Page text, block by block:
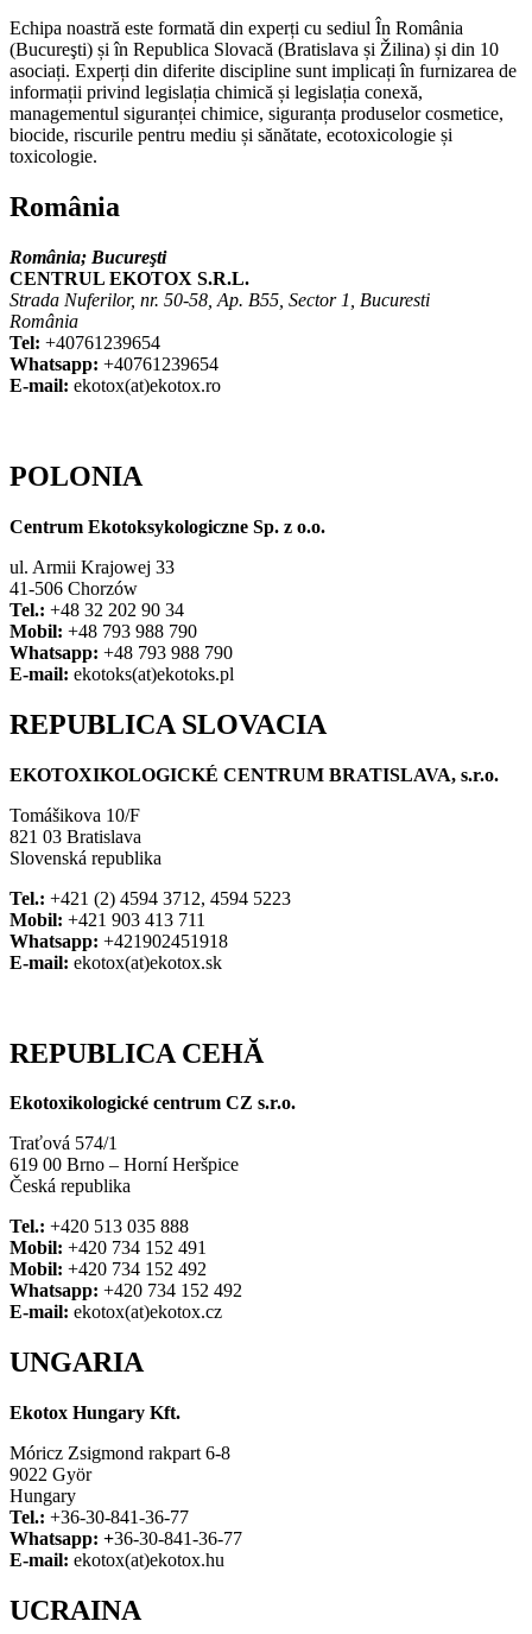
Echipa noastră este formată din experți cu sediul În România
(Bucureşti) și în Republica Slovacă (Bratislava și Žilina) și din 10
asociați. Experți din diferite discipline sunt implicați în furnizarea de
informații privind legislația chimică și legislația conexă,
managementul siguranței chimice, siguranța produselor cosmetice,
biocide, riscurile pentru mediu și sănătate, ecotoxicologie și
toxicologie.
România
România; Bucureşti
CENTRUL EKOTOX S.R.L.
Strada Nuferilor, nr. 50-58, Ap. B55, Sector 1, Bucuresti
România
Tel: +40761239654
Whatsapp: +40761239654
E-mail: ekotox(at)ekotox.ro
POLONIA
Centrum Ekotoksykologiczne Sp. z o.o.
ul. Armii Krajowej 33
41-506 Chorzów
Tel.: +48 32 202 90 34
Mobil: +48 793 988 790
Whatsapp: +48 793 988 790
E-mail: ekotoks(at)ekotoks.pl
REPUBLICA SLOVACIA
EKOTOXIKOLOGICKÉ CENTRUM BRATISLAVA, s.r.o.
Tomášikova 10/F
821 03 Bratislava
Slovenská republika
Tel.: +421 (2) 4594 3712, 4594 5223
Mobil: +421 903 413 711
Whatsapp: +421902451918
E-mail: ekotox(at)ekotox.sk
REPUBLICA CEHĂ
Ekotoxikologické centrum CZ s.r.o.
Traťová 574/1
619 00 Brno – Horní Heršpice
Česká republika
Tel.: +420 513 035 888
Mobil: +420 734 152 491
Mobil: +420 734 152 492
Whatsapp: +420 734 152 492
E-mail: ekotox(at)ekotox.cz
UNGARIA
Ekotox Hungary Kft.
Móricz Zsigmond rakpart 6-8
9022 Györ
Hungary
Tel.: +36-30-841-36-77
Whatsapp: +36-30-841-36-77
E-mail: ekotox(at)ekotox.hu
UCRAINA